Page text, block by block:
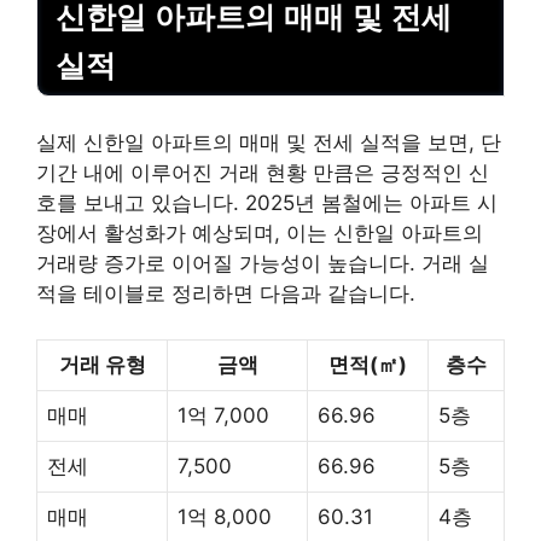
신한일 아파트의 매매 및 전세
실적
실제 신한일 아파트의 매매 및 전세 실적을 보면, 단
기간 내에 이루어진 거래 현황 만큼은 긍정적인 신
호를 보내고 있습니다. 2025년 봄철에는 아파트 시
장에서 활성화가 예상되며, 이는 신한일 아파트의
거래량 증가로 이어질 가능성이 높습니다. 거래 실
적을 테이블로 정리하면 다음과 같습니다.
거래 유형 금액 면적(㎡) 층수
매매 1억 7,000 66.96 5층
전세 7,500 66.96 5층
매매 1억 8,000 60.31 4층